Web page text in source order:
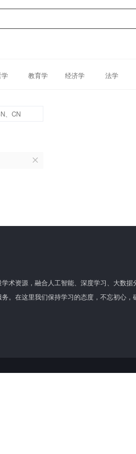
学 教育学 经济学 法学
术资源，融合人工智能、深度学习、大数
。在这里我们保持学习的态度，不忘初心，